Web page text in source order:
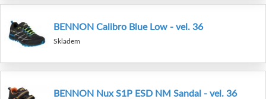
BENNON Calibro Blue Low - vel. 36
Skladem
BENNON Nux S1P ESD NM Sandal - vel. 36